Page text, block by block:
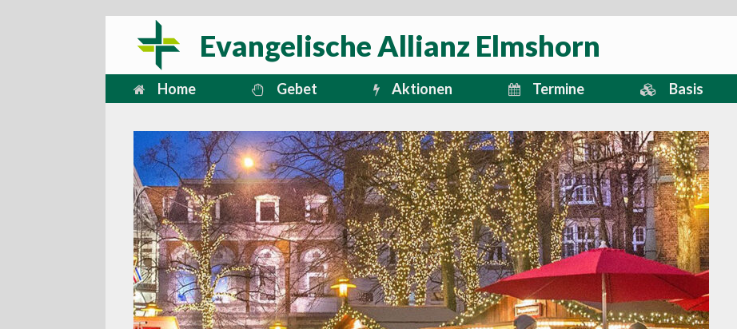
springen
Evangelische Allianz Elmshorn
Home Gebet Aktionen Termine Basis